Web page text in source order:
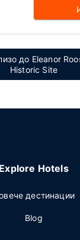
до Eleanor
Historic Site
Explore Hotels
дестинации
Blog